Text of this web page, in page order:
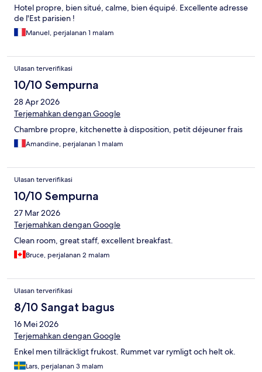
Hotel propre, bien situé, calme, bien équipé. Excellente adresse
de l'Est parisien !
Manuel, perjalanan 1 malam
Ulasan terverifikasi
10/10 Sempurna
28 Apr 2026
Terjemahkan dengan Google
Chambre propre, kitchenette à disposition, petit déjeuner frais
Amandine, perjalanan 1 malam
Ulasan terverifikasi
10/10 Sempurna
27 Mar 2026
Terjemahkan dengan Google
Clean room, great staff, excellent breakfast.
Bruce, perjalanan 2 malam
Ulasan terverifikasi
8/10 Sangat bagus
16 Mei 2026
Terjemahkan dengan Google
Enkel men tillräckligt frukost. Rummet var rymligt och helt ok.
Lars, perjalanan 3 malam